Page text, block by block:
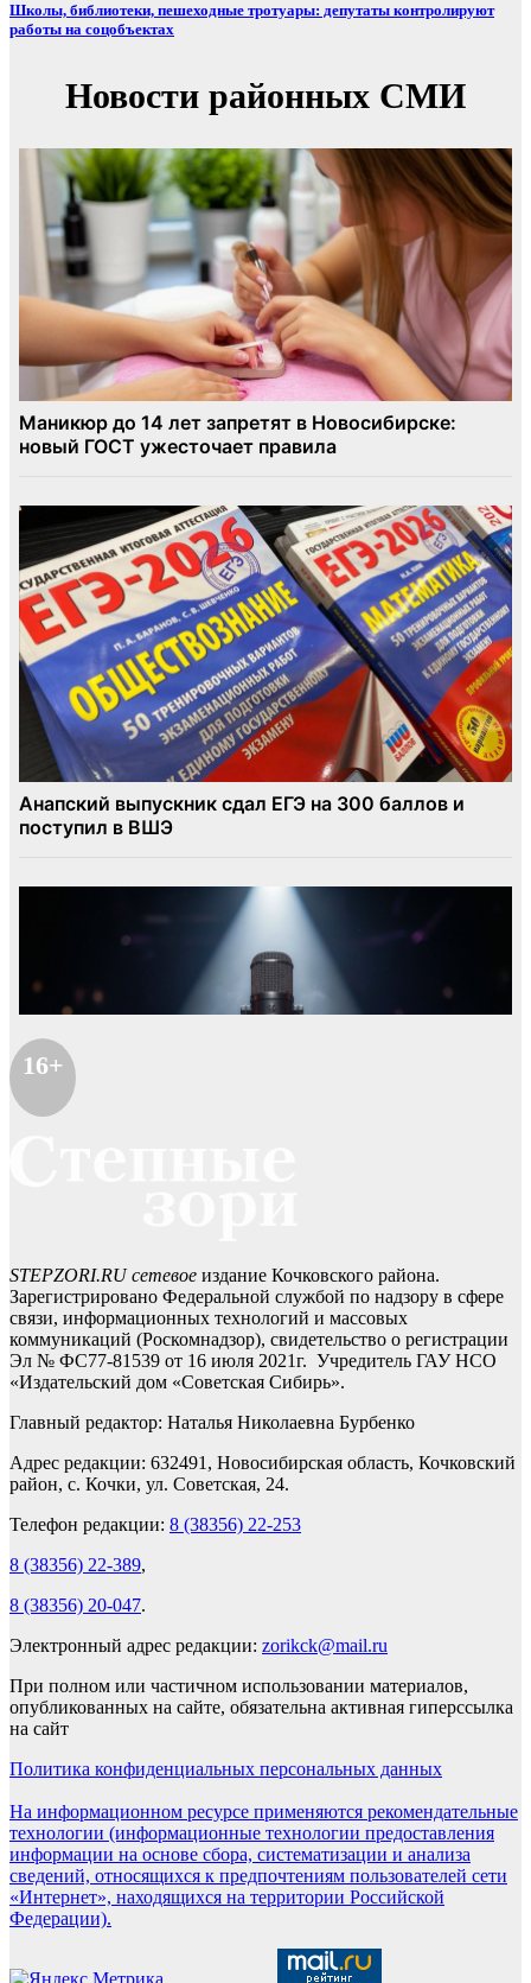
Школы, библиотеки, пешеходные тротуары: депутаты контролируют
работы на соцобъектах
16+
STEPZORI.RU сетевое издание Кочковского района.
Зарегистрировано Федеральной службой по надзору в сфере
связи, информационных технологий и массовых
коммуникаций (Роскомнадзор), свидетельство о регистрации
Эл № ФС77-81539 от 16 июля 2021г. Учредитель ГАУ НСО
«Издательский дом «Советская Сибирь».
Главный редактор: Наталья Николаевна Бурбенко
Адрес редакции: 632491, Новосибирская область, Кочковский
район, с. Кочки, ул. Советская, 24.
Телефон редакции: 8 (38356) 22-253
8 (38356) 22-389,
8 (38356) 20-047.
Электронный адрес редакции: zorikck@mail.ru
При полном или частичном использовании материалов,
опубликованных на сайте, обязательна активная гиперссылка
на сайт
Политика конфиденциальных персональных данных
На информационном ресурсе применяются рекомендательные
технологии (информационные технологии предоставления
информации на основе сбора, систематизации и анализа
сведений, относящихся к предпочтениям пользователей сети
«Интернет», находящихся на территории Российской
Федерации).